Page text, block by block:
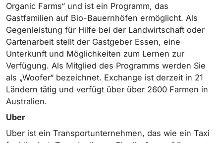
Organic Farms“ und ist ein Programm, das
Gastfamilien auf Bio-Bauernhöfen ermöglicht. Als
Gegenleistung für Hilfe bei der Landwirtschaft oder
Gartenarbeit stellt der Gastgeber Essen, eine
Unterkunft und Möglichkeiten zum Lernen zur
Verfügung. Als Mitglied des Programms werden Sie
als „Woofer“ bezeichnet. Exchange ist derzeit in 21
Ländern tätig und verfügt über über 2600 Farmen in
Australien.
Uber
Uber ist ein Transportunternehmen, das wie ein Taxi